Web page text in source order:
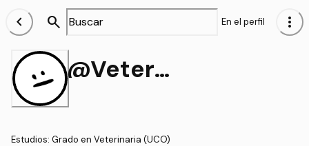
chevron_left search En el perfil more_vert
@VeterinariaEstresada
Estudios: Grado en Veterinaria (UCO)